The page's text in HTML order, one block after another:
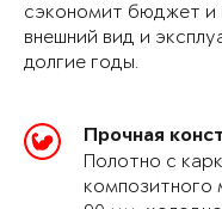
сэкономит бюджет и
внешний вид и
долгие годы.
Прочная
Полотно с
композитного